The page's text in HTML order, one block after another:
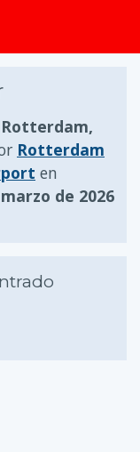
Rotterdam,
Rotterdam
en
de 2026